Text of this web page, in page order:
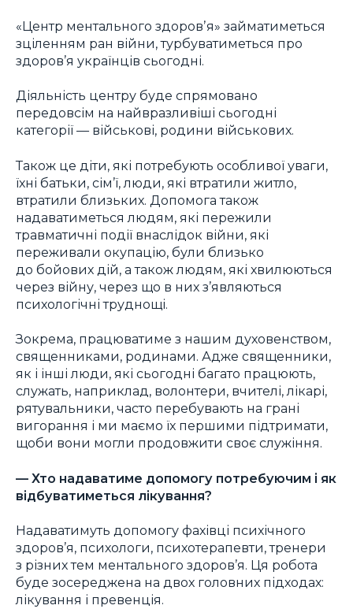
«Центр ментального здоровʼя» займатиметься
зціленням ран війни, турбуватиметься про
здоров’я українців сьогодні.
Діяльність центру буде спрямовано
передовсім на найвразливіші сьогодні
категорії — військові, родини військових.
Також це діти, які потребують особливої уваги,
їхні батьки, сім’ї, люди, які втратили житло,
втратили близьких. Допомога також
надаватиметься людям, які пережили
травматичні події внаслідок війни, які
переживали окупацію, були близько
до бойових дій, а також людям, які хвилюються
через війну, через що в них з’являються
психологічні труднощі.
Зокрема, працюватиме з нашим духовенством,
священниками, родинами. Адже священники,
як і інші люди, які сьогодні багато працюють,
служать, наприклад, волонтери, вчителі, лікарі,
рятувальники, часто перебувають на грані
вигорання і ми маємо їх першими підтримати,
щоби вони могли продовжити своє служіння.
— Хто надаватиме допомогу потребуючим і як
відбуватиметься лікування?
Надаватимуть допомогу фахівці психічного
здоров’я, психологи, психотерапевти, тренери
з різних тем ментального здоров’я. Ця робота
буде зосереджена на двох головних підходах:
лікування і превенція.